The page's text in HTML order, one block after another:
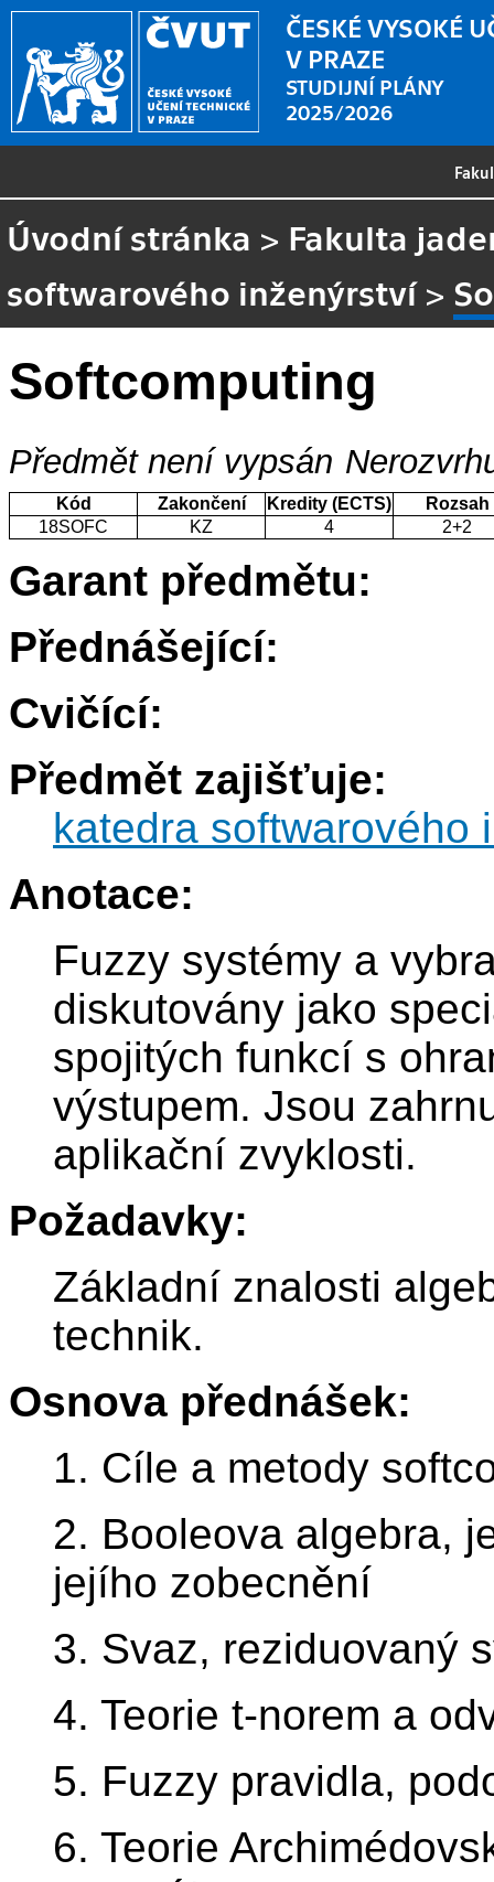
ČESKÉ VYSOKÉ
V PRAZE
STUDIJNÍ PLÁNY
2025/2026
Úvodní stránka > Fakulta
softwarového inženýrství>
Softcomputing
Předmět není vypsán
Kód Zakončení Kredity (ECTS)
Rozsah
18SOFC
KZ 4 2+2
Garant předmětu:
Přednášející:
Cvičící:
Předmět zajišťuje:
katedra softwarového
Anotace:
Fuzzy systémy a
diskutovány jako
spojitých funkcí s
výstupem. Jsou
aplikační zvyklosti.
Požadavky:
Základní znalosti
technik.
Osnova přednášek:
1. Cíle a metody
2. Booleova algebra,
jejího zobecnění
3. Svaz, reziduovaný
4. Teorie t-norem a
5. Fuzzy pravidla,
6. Teorie